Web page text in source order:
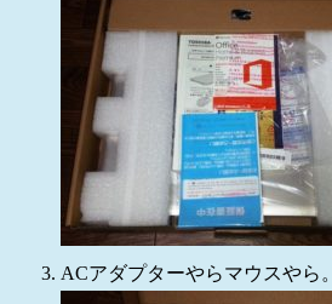
ACアダプターやらマウスやら。